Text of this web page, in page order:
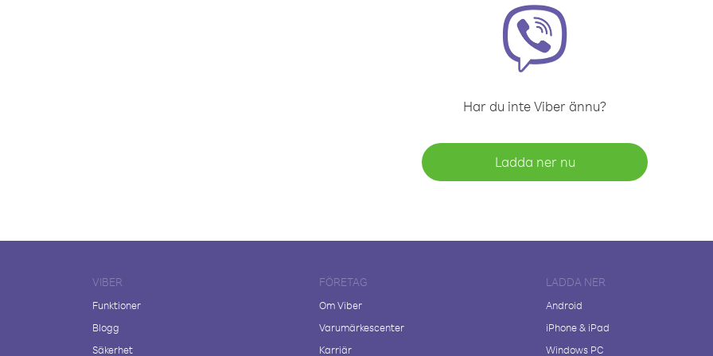
Har du inte Viber ännu?
Ladda ner nu
VIBER
Funktioner
Blogg
Säkerhet
FÖRETAG
Om Viber
Varumärkescenter
Karriär
LADDA NER
Android
iPhone & iPad
Windows PC